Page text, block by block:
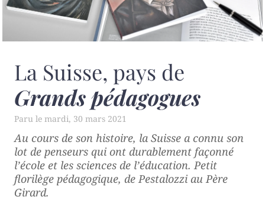
La Suisse, pays de
Grands pédagogues
mardi, 30 mars 2021
Au cours de son histoire, la Suisse a connu son
lot de penseurs qui ont durablement façonné
l’école et les sciences de l’éducation. Petit
florilège pédagogique, de Pestalozzi au Père
Girard.